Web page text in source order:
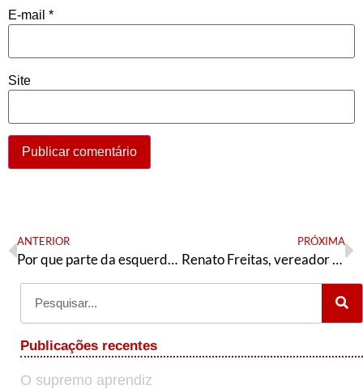
E-mail *
Site
ANTERIOR
Por que parte da esquerda não apoia os protestos de rua?
PRÓXIMA
Renato Freitas, vereador pelo PT de Curitiba, é vítima de ação truculenta e racista da PM
Publicações recentes
O supremo aprendiz